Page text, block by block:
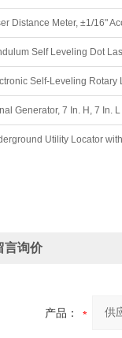
Generator, 7 In. H, 7 In.
言询价
产品：